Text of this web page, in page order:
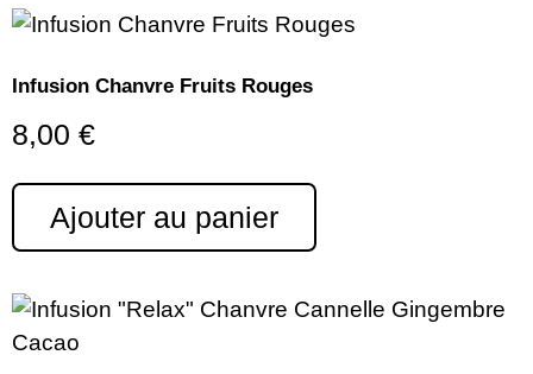
Infusion Chanvre Fruits Rouges
8,00 €
Ajouter au panier